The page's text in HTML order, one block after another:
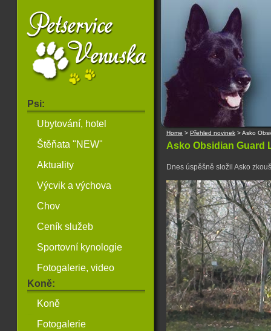
Psi:
Ubytování, hotel
Štěňata "NEW"
Aktuality
Výcvik a výchova
Chov
Ceník služeb
Sportovní kynologie
Fotogalerie, video
Koně:
Koně
Fotogalerie
Home > Přehled novinek >Asko
Asko Obsidian Guard
Dnes úspěšně složil Asko